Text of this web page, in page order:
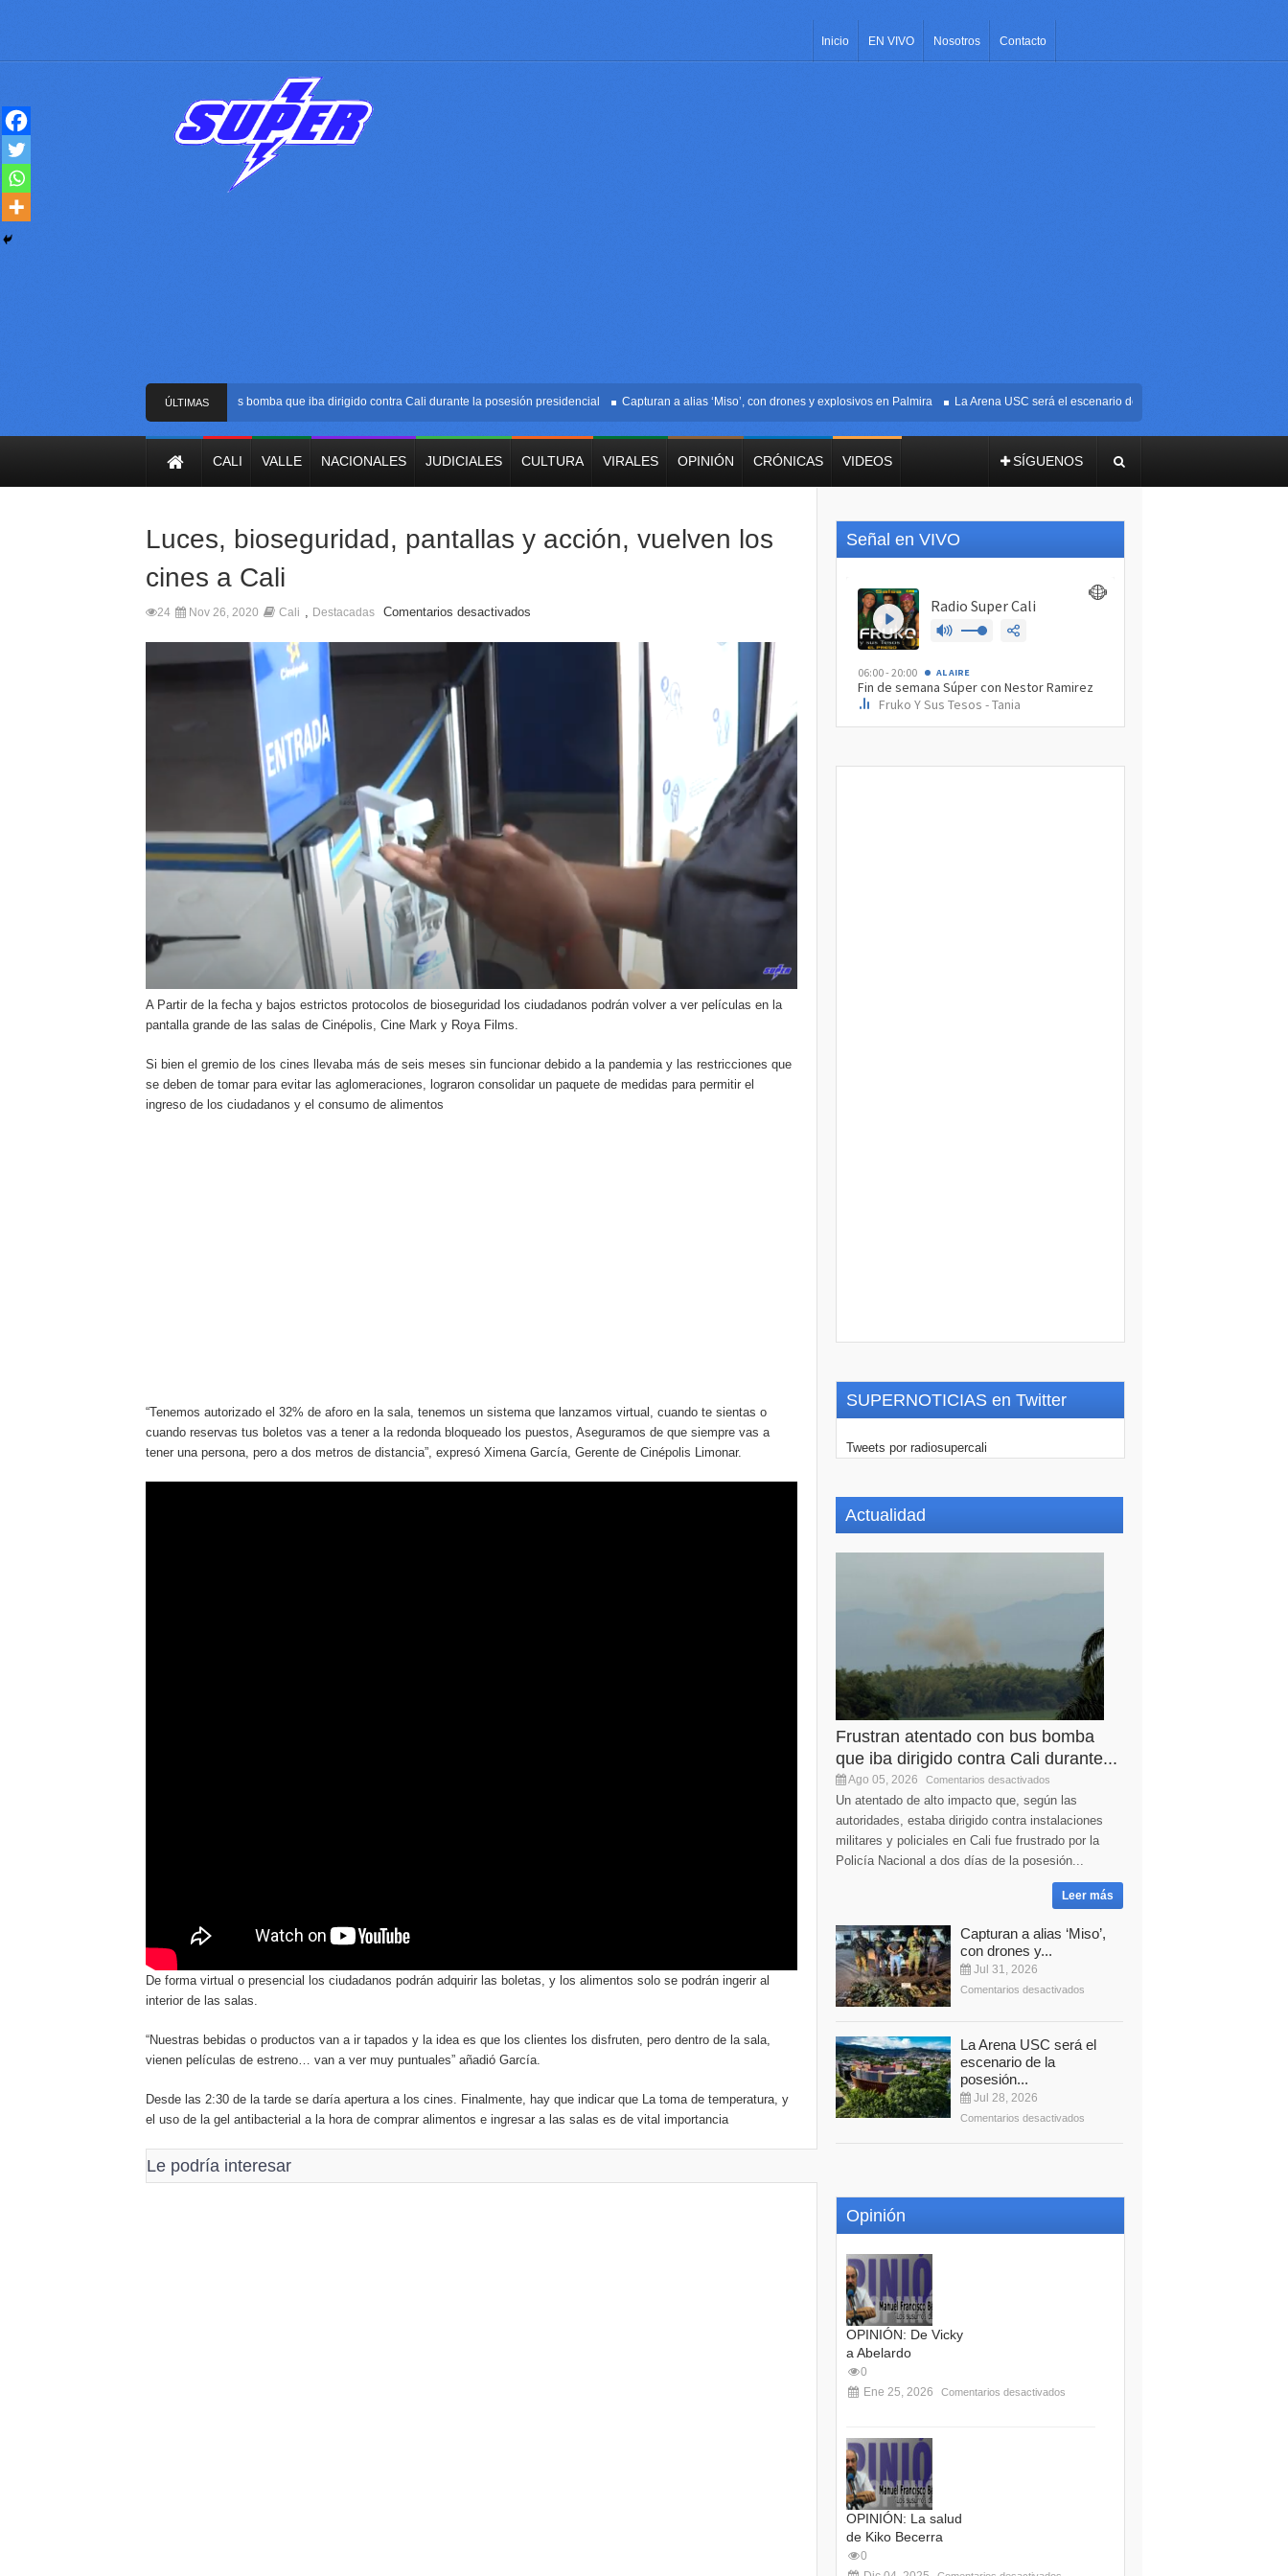
Inicio EN VIVO Nosotros Contacto
ÚLTIMAS
NOTICIAS
Frustran atentado con bus bomba que iba dirigido contra Cali durante la posesión presidencial Capturan a alias ‘Miso’, con drones y explosivos en Palmira La Arena USC será el escenario de la posesión presidencial de
CALI VALLE NACIONALES JUDICIALES CULTURA VIRALES OPINIÓN CRÓNICAS VIDEOS SÍGUENOS
Luces, bioseguridad, pantallas y acción, vuelven los
cines a Cali
24 Nov 26, 2020 Cali , Destacadas Comentarios desactivados
A Partir de la fecha y bajos estrictos protocolos de bioseguridad los ciudadanos podrán volver a ver películas en la
pantalla grande de las salas de Cinépolis, Cine Mark y Roya Films.
Si bien el gremio de los cines llevaba más de seis meses sin funcionar debido a la pandemia y las restricciones que
se deben de tomar para evitar las aglomeraciones, lograron consolidar un paquete de medidas para permitir el
ingreso de los ciudadanos y el consumo de alimentos
“Tenemos autorizado el 32% de aforo en la sala, tenemos un sistema que lanzamos virtual, cuando te sientas o
cuando reservas tus boletos vas a tener a la redonda bloqueado los puestos, Aseguramos de que siempre vas a
tener una persona, pero a dos metros de distancia”, expresó Ximena García, Gerente de Cinépolis Limonar.
De forma virtual o presencial los ciudadanos podrán adquirir las boletas, y los alimentos solo se podrán ingerir al
interior de las salas.
“Nuestras bebidas o productos van a ir tapados y la idea es que los clientes los disfruten, pero dentro de la sala,
vienen películas de estreno… van a ver muy puntuales” añadió García.
Desde las 2:30 de la tarde se daría apertura a los cines. Finalmente, hay que indicar que La toma de temperatura, y
el uso de la gel antibacterial a la hora de comprar alimentos e ingresar a las salas es de vital importancia
Le podría interesar
Señal en VIVO
SUPERNOTICIAS en Twitter
Tweets por radiosupercali
Actualidad
Frustran atentado con bus bomba
que iba dirigido contra Cali durante...
Ago 05, 2026 Comentarios desactivados
Un atentado de alto impacto que, según las
autoridades, estaba dirigido contra instalaciones
militares y policiales en Cali fue frustrado por la
Policía Nacional a dos días de la posesión...
Leer más
Capturan a alias ‘Miso’,
con drones y...
Jul 31, 2026
Comentarios desactivados
La Arena USC será el
escenario de la
posesión...
Jul 28, 2026
Comentarios desactivados
Opinión
OPINIÓN: De Vicky
a Abelardo
0
Ene 25, 2026
Comentarios desactivados
OPINIÓN: La salud
de Kiko Becerra
0